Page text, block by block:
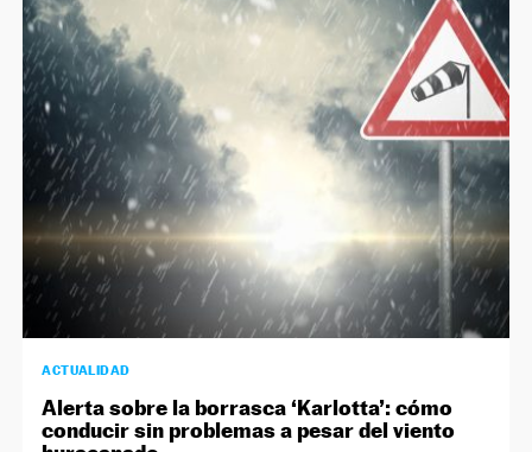
ACTUALIDAD
Alerta sobre la borrasca ‘Karlotta’: cómo
conducir sin problemas a pesar del viento